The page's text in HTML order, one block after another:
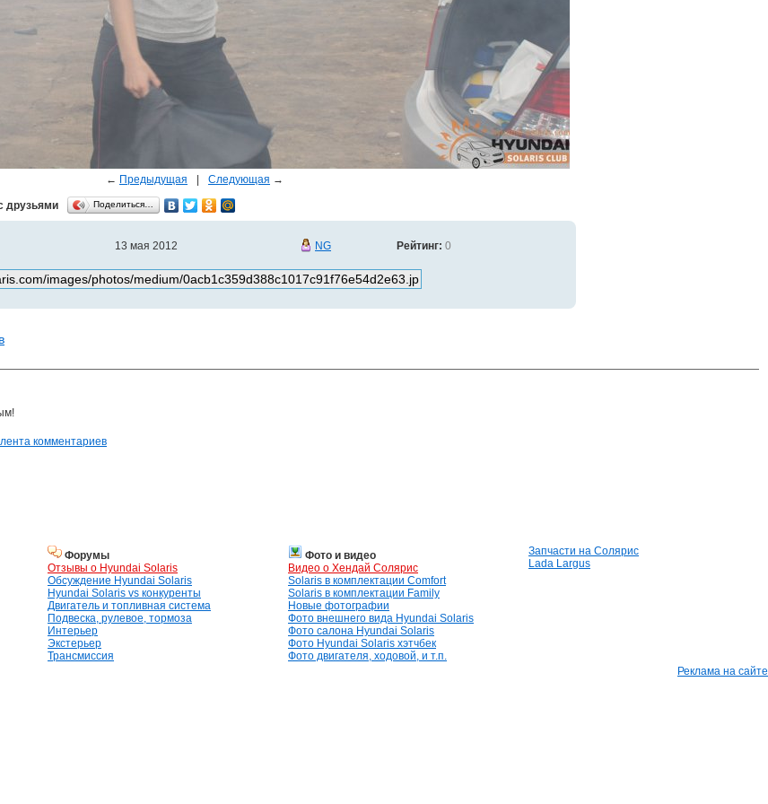
← Предыдущая Следующая →
друзьями Поделиться…
13 мая 2012 NG Рейтинг: 0
комментариев
Форумы
Отзывы о Hyundai Solaris
Обсуждение Hyundai Solaris
Hyundai Solaris vs конкуренты
Двигатель и топливная система
Подвеска, рулевое, тормоза
Интерьер
Экстерьер
Трансмиссия
Фото и видео
Видео о Хендай Солярис
Solaris в комплектации Comfort
Solaris в комплектации Family
Новые фотографии
Фото внешнего вида Hyundai Solaris
Фото салона Hyundai Solaris
Фото Hyundai Solaris хэтчбек
Фото двигателя, ходовой, и т.п.
Запчасти на Солярис
Lada Largus
Реклама на сайте